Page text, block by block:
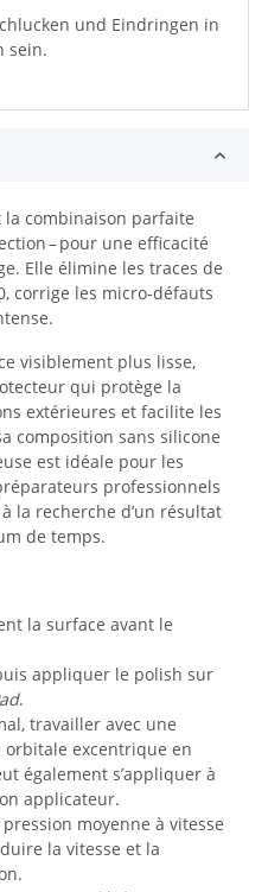
und Eindringen in
sein.
la combinaison parfaite
– pour une efficacité
Elle élimine les traces de
corrige les micro‑défauts
visiblement plus lisse,
qui protège la
extérieures et facilite les
composition sans silicone
est idéale pour les
professionnels
la recherche d’un résultat
de temps.
la surface avant le
appliquer le polish sur
.
travailler avec une
orbitale excentrique en
également s’appliquer à
applicateur.
moyenne à vitesse
la vitesse et la